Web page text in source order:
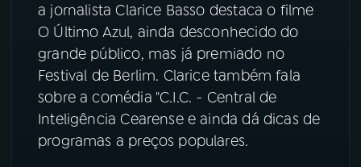
07ÚLTIMAS
ACOMPANHE A RÁDIO NACIONAL
a jornalista Clarice Basso destaca o filme
O Último Azul, ainda desconhecido do
grande público, mas já premiado no
Festival de Berlim. Clarice também fala
sobre a comédia "C.I.C. - Central de
Inteligência Cearense e ainda dá dicas de
programas a preços populares.